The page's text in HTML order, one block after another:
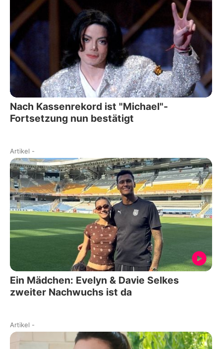
Nach Kassenrekord ist "Michael"-
Fortsetzung nun bestätigt
Artikel -
Ein Mädchen: Evelyn & Davie Selkes
zweiter Nachwuchs ist da
Artikel -